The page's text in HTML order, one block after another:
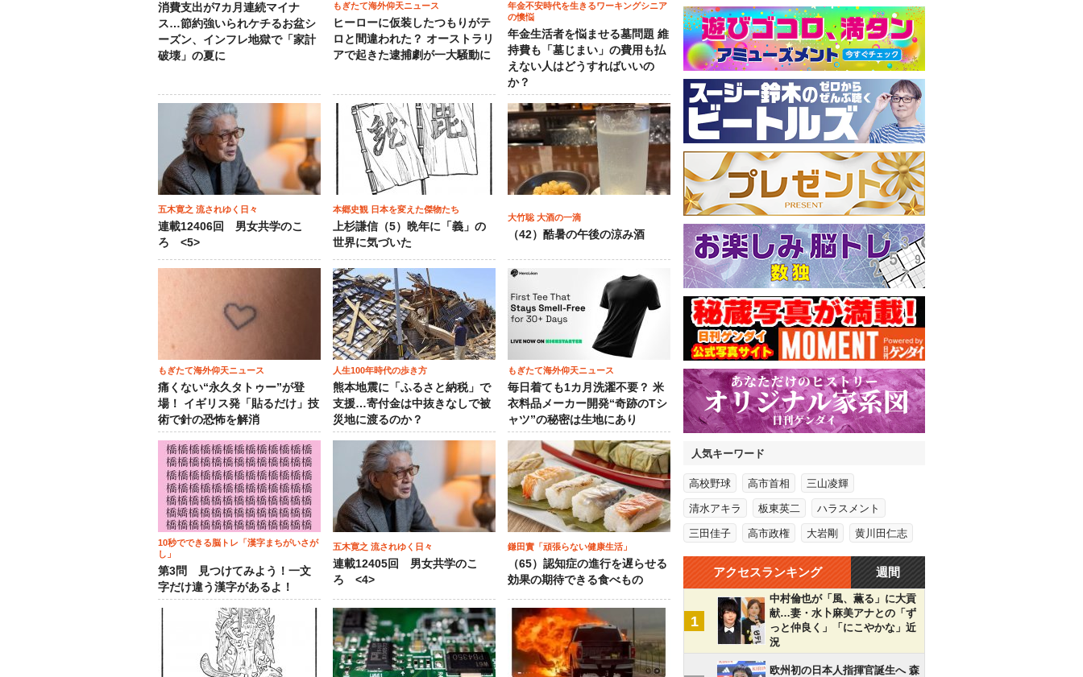
消費支出が7カ月連続マイナ
ス…節約強いられケチるお盆シ
ーズン、インフレ地獄で「家計
破壊」の夏に
もぎたて海外仰天ニュース
ヒーローに仮装したつもりがテ
ロと間違われた？ オーストラリ
アで起きた逮捕劇が一大騒動に
年金不安時代を生きるワーキングシニア
の懊悩
年金生活者を悩ませる墓問題 維
持費も「墓じまい」の費用も払
えない人はどうすればいいの
か？
五木寛之 流されゆく日々
連載12406回 男女共学のこ
ろ <5>
本郷史観 日本を変えた傑物たち
上杉謙信（5）晩年に「義」の
世界に気づいた
大竹聡 大酒の一滴
（42）酷暑の午後の涼み酒
もぎたて海外仰天ニュース
痛くない“永久タトゥー”が登
場！ イギリス発「貼るだけ」技
術で針の恐怖を解消
人生100年時代の歩き方
熊本地震に「ふるさと納税」で
支援…寄付金は中抜きなしで被
災地に渡るのか？
もぎたて海外仰天ニュース
毎日着ても1カ月洗濯不要？ 米
衣料品メーカー開発“奇跡のTシ
ャツ”の秘密は生地にあり
10秒でできる脳トレ「漢字まちがいさが
し」
第3問 見つけてみよう！一文
字だけ違う漢字があるよ！
五木寛之 流されゆく日々
連載12405回 男女共学のこ
ろ <4>
鎌田實「頑張らない健康生活」
（65）認知症の進行を遅らせる
効果の期待できる食べもの
人気キーワード
高校野球 高市首相 三山凌輝
清水アキラ 板東英二 ハラスメント
三田佳子 高市政権 大岩剛 黄川田仁志
アクセスランキング 週間
1
中村倫也が「風、薫る」に大貢
献…妻・水卜麻美アナとの「ず
っと仲良く」「にこやかな」近
況
欧州初の日本人指揮官誕生へ 森